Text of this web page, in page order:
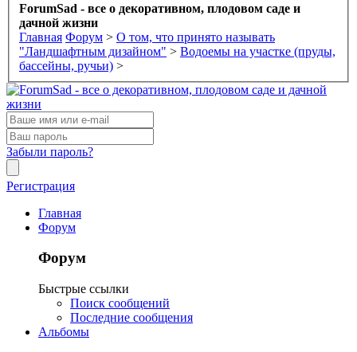
ForumSad - все о декоративном, плодовом саде и
дачной жизни
Главная Форум > О том, что принято называть
"Ландшафтным дизайном" > Водоемы на участке (пруды,
бассейны, ручьи) >
Забыли пароль?
Регистрация
Главная
Форум
Форум
Быстрые ссылки
Поиск сообщений
Последние сообщения
Альбомы